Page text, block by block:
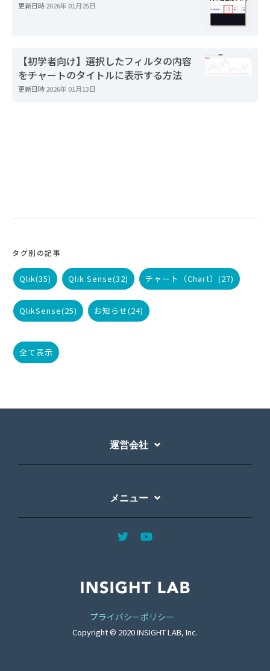
更新日時2026年 01月25日
【初学者向け】選択したフィルタの内容
をチャートのタイトルに表示する方法
更新日時2026年 01月13日
タグ別の記事
Qlik(35) Qlik Sense(32) チャート（Chart） (27)
QlikSense(25) お知らせ(24)
全て表示
運営会社
メニュー
プライバシーポリシー
Copyright © 2020 INSIGHT LAB, Inc.